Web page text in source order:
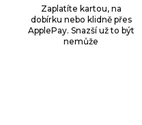
Zaplatíte kartou, na
dobírku nebo klidně přes
ApplePay. Snazší už to být
nemůže